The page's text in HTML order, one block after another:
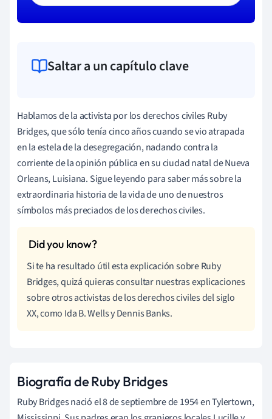
Saltar a un capítulo clave
Hablamos de la activista por los derechos civiles Ruby
Bridges, que sólo tenía cinco años cuando se vio atrapada
en la estela de la desegregación, nadando contra la
corriente de la opinión pública en su ciudad natal de Nueva
Orleans, Luisiana. Sigue leyendo para saber más sobre la
extraordinaria historia de la vida de uno de nuestros
símbolos más preciados de los derechos civiles.
Si te ha resultado útil esta explicación sobre Ruby
Bridges, quizá quieras consultar nuestras explicaciones
sobre otros activistas de los derechos civiles del siglo
XX, como Ida B. Wells y Dennis Banks.
Biografía de Ruby Bridges
Ruby Bridges nació el 8 de septiembre de 1954 en Tylertown,